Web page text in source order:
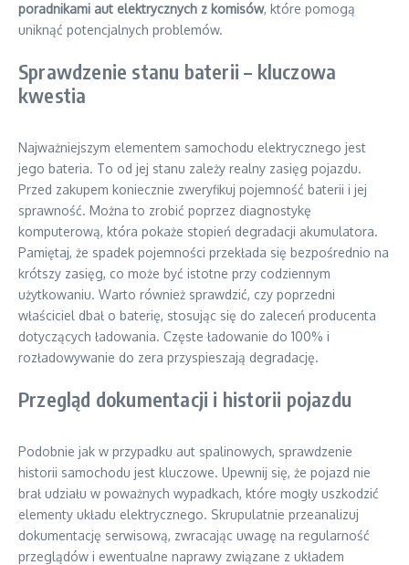
poradnikami aut elektrycznych z komisów, które pomogą
uniknąć potencjalnych problemów.
Sprawdzenie stanu baterii – kluczowa
kwestia
Najważniejszym elementem samochodu elektrycznego jest
jego bateria. To od jej stanu zależy realny zasięg pojazdu.
Przed zakupem koniecznie zweryfikuj pojemność baterii i jej
sprawność. Można to zrobić poprzez diagnostykę
komputerową, która pokaże stopień degradacji akumulatora.
Pamiętaj, że spadek pojemności przekłada się bezpośrednio na
krótszy zasięg, co może być istotne przy codziennym
użytkowaniu. Warto również sprawdzić, czy poprzedni
właściciel dbał o baterię, stosując się do zaleceń producenta
dotyczących ładowania. Częste ładowanie do 100% i
rozładowywanie do zera przyspieszają degradację.
Przegląd dokumentacji i historii pojazdu
Podobnie jak w przypadku aut spalinowych, sprawdzenie
historii samochodu jest kluczowe. Upewnij się, że pojazd nie
brał udziału w poważnych wypadkach, które mogły uszkodzić
elementy układu elektrycznego. Skrupulatnie przeanalizuj
dokumentację serwisową, zwracając uwagę na regularność
przeglądów i ewentualne naprawy związane z układem